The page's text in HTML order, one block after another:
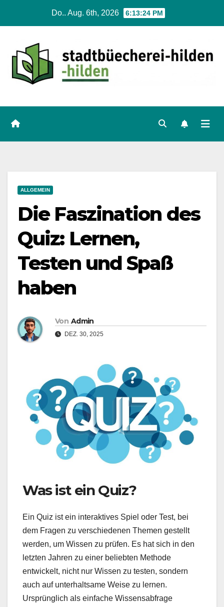
Do.. Aug. 6th, 2026 6:13:25 PM
ALLGEMEIN
Die Faszination des
Quiz: Lernen,
Testen und Spaß
haben
Von Admin
DEZ. 30, 2025
Was ist ein Quiz?
Ein Quiz ist ein interaktives Spiel oder Test, bei
dem Fragen zu verschiedenen Themen gestellt
werden, um Wissen zu prüfen. Es hat sich in den
letzten Jahren zu einer beliebten Methode
entwickelt, nicht nur Wissen zu testen, sondern
auch auf unterhaltsame Weise zu lernen.
Ursprünglich als einfache Wissensabfrage